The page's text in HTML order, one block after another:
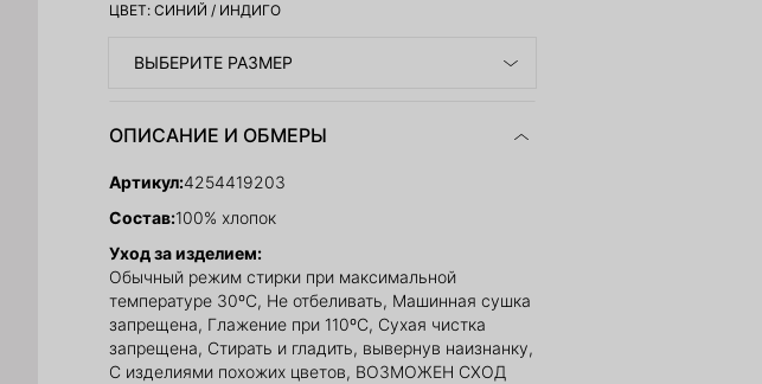
ЦВЕТ:СИНИЙ / ИНДИГО
ВЫБЕРИТЕ РАЗМЕР
ОПИСАНИЕ И ОБМЕРЫ
Артикул:4254419203
Состав:100% хлопок
Уход за изделием:
Обычный режим стирки при максимальной
температуре 30ºС, Не отбеливать, Машинная сушка
запрещена, Глажение при 110ºС, Сухая чистка
запрещена, Стирать и гладить, вывернув наизнанку,
С изделиями похожих цветов, ВОЗМОЖЕН СХОД